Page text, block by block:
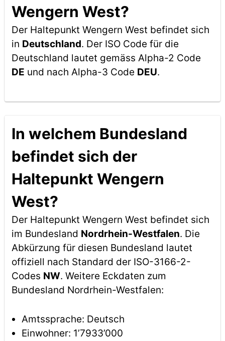
Wengern West?
Der Haltepunkt Wengern West befindet sich
in Deutschland. Der ISO Code für die
Deutschland lautet gemäss Alpha-2 Code
DE und nach Alpha-3 Code DEU.
In welchem Bundesland
befindet sich der
Haltepunkt Wengern
West?
Der Haltepunkt Wengern West befindet sich
im Bundesland Nordrhein-Westfalen. Die
Abkürzung für diesen Bundesland lautet
offiziell nach Standard der ISO-3166-2-
Codes NW. Weitere Eckdaten zum
Bundesland Nordrhein-Westfalen:
Amtssprache: Deutsch
Einwohner: 1’7933’000